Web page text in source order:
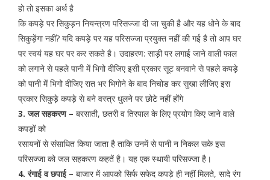
हो तो इसका अर्थ है
कि कपड़े पर सिकुड़न नियन्त्रण परिसज्जा दी जा चुकी है और यह धोने के बाद
सिकुड़ेंगा नहीं? यदि कपड़े पर यह परिसज्जा प्रयुक्त नहीं की गई है तो आप घर
पर स्वयं यह घर पर कर सकते है। उदाहरण: साड़ी पर लगाई जाने वाली फाल
को लगाने से पहले पानी में भिगो दीजिए इसी प्रकार सूट बनवाने से पहले कपड़े
को पानी में भिगो दीजिए रात भर भिगोने के बाद निचोड कर सुखा लीजिए इस
प्रकार सिकुड़े कपड़े से बने वस्त्र धुलने पर छोटे नहीं होंगे
3. जल सहकरण – बरसाती, छतरी व तिरपाल के लिए प्रयोग किए जाने वाले
कपड़ों को
रसायनों से संसाधित किया जाता है ताकि उनमें से पानी न निकल सके इस
परिसज्जा को जल सहकरण कहतें है। यह एक स्थायी परिसज्जा है।
4. रंगाई व छपाई – बाजार में आपको सिर्फ सफेद कपड़े ही नहीं मिलते, सादे रंग